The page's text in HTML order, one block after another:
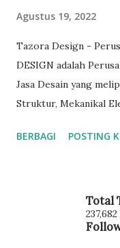
Agustus 19, 2022
Tazora Design -
DESIGN adalah
Jasa Desain yang
Struktur, Mekanikal
Salon, Showroom,
Kami merupakan
yang telah
BERBAGI POSTING
Total
237,682